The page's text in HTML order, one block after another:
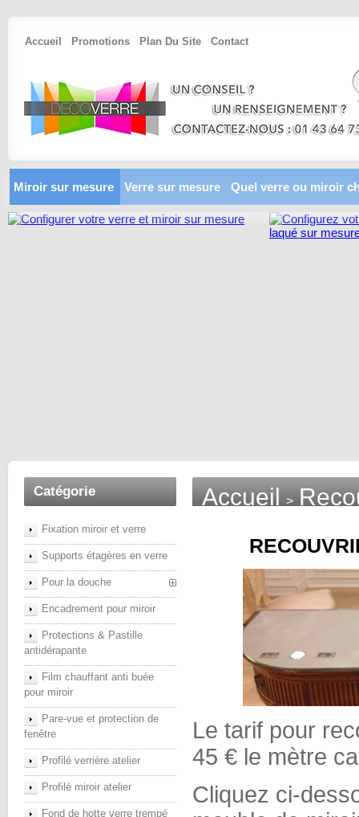
Miroir sur mesure Verre sur mesure Quel verre ou miroir
Accueil Promotions Plan Du Site Contact
Catégorie
Fixation miroir et verre
Supports étagères en verre
Pour la douche
Encadrement pour miroir
Protections & Pastille
antidérapante
Film chauffant anti buée
pour miroir
Pare-vue et protection de
fenêtre
Profilé verrière atelier
Profilé miroir atelier
Fond de hotte verre trempé
Accueil >
Le tarif pour
45 € le mètre
Cliquez ci-